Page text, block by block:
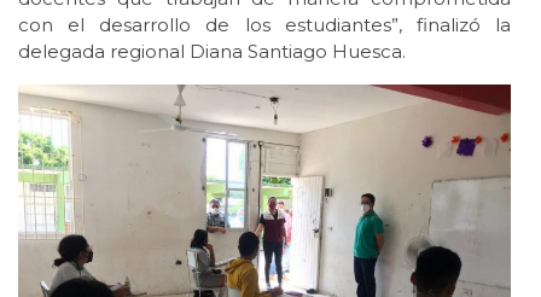
con el desarrollo de los estudiantes”, finalizó la
delegada regional Diana Santiago Huesca.